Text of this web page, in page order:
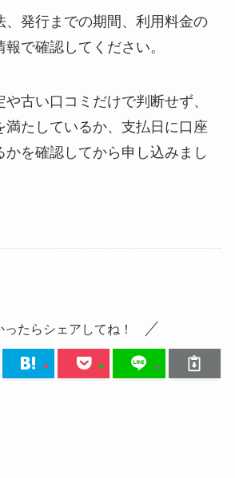
、発行までの期間、利用料金の
で確認してください。
古い口コミだけで判断せず、
満たしているか、支払日に口座
かを確認してから申し込みまし
ったらシェアしてね！